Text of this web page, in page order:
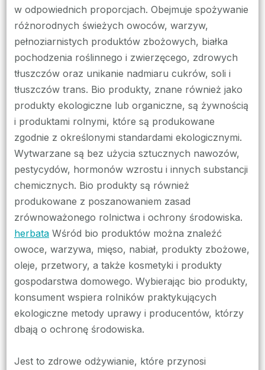
w odpowiednich proporcjach. Obejmuje spożywanie
różnorodnych świeżych owoców, warzyw,
pełnoziarnistych produktów zbożowych, białka
pochodzenia roślinnego i zwierzęcego, zdrowych
tłuszczów oraz unikanie nadmiaru cukrów, soli i
tłuszczów trans. Bio produkty, znane również jako
produkty ekologiczne lub organiczne, są żywnością
i produktami rolnymi, które są produkowane
zgodnie z określonymi standardami ekologicznymi.
Wytwarzane są bez użycia sztucznych nawozów,
pestycydów, hormonów wzrostu i innych substancji
chemicznych. Bio produkty są również
produkowane z poszanowaniem zasad
zrównoważonego rolnictwa i ochrony środowiska.
herbataWśród bio produktów można znaleźć
owoce, warzywa, mięso, nabiał, produkty zbożowe,
oleje, przetwory, a także kosmetyki i produkty
gospodarstwa domowego. Wybierając bio produkty,
konsument wspiera rolników praktykujących
ekologiczne metody uprawy i producentów, którzy
dbają o ochronę środowiska.
Jest to zdrowe odżywianie, które przynosi